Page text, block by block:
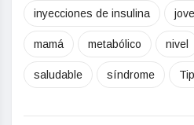
inyecciones de insulina
mamá metabólico nivel
saludable síndrome